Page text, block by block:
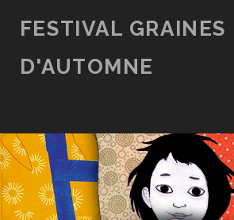
FESTIVAL GRAINES
D'AUTOMNE